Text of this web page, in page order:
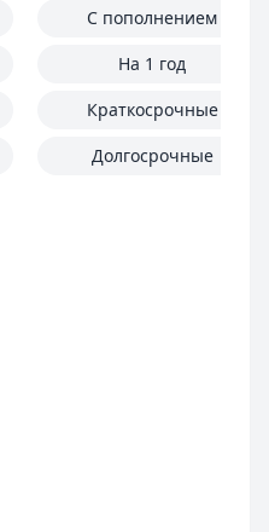
С пополнением
На 1 год
Краткосрочные
Долгосрочные